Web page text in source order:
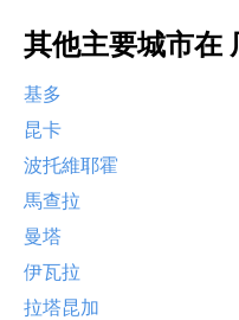
其他主要城市
基多
昆卡
波托維耶霍
馬查拉
曼塔
伊瓦拉
拉塔昆加